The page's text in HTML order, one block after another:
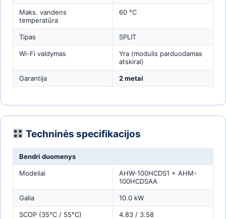
Maks. vandens
temperatūra
60 °C
Tipas SPLIT
Wi-Fi valdymas
Yra (modulis parduodamas
atskirai)
Garantija 2 metai
Techninės specifikacijos
Bendri duomenys
Modeliai
AHW-100HCDS1 + AHM-
100HCDSAA
Galia 10.0 kW
SCOP (35°C / 55°C) 4.83 / 3.58